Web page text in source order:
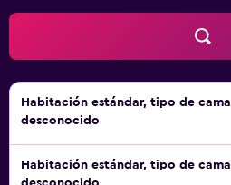
Habitación estándar, tipo de cama
desconocido
Habitación estándar, tipo de cama